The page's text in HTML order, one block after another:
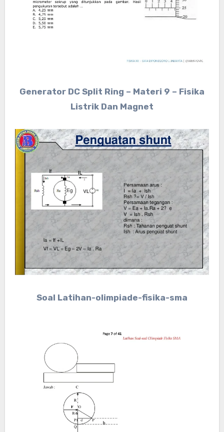
Generator DC Split Ring – Materi 9 – Fisika
Listrik Dan Magnet
Soal Latihan-olimpiade-fisika-sma